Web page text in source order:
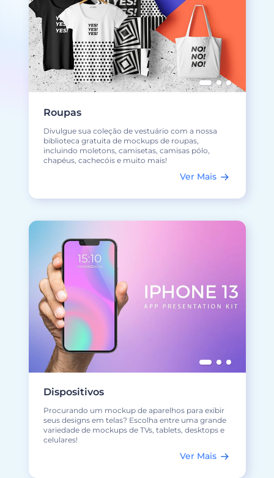
Roupas
Divulgue sua coleção de vestuário com a nossa
biblioteca gratuita de mockups de roupas,
incluindo moletons, camisetas, camisas pólo,
chapéus, cachecóis e muito mais!
Ver Mais
Dispositivos
Procurando um mockup de aparelhos para exibir
seus designs em telas? Escolha entre uma grande
variedade de mockups de TVs, tablets, desktops e
celulares!
Ver Mais